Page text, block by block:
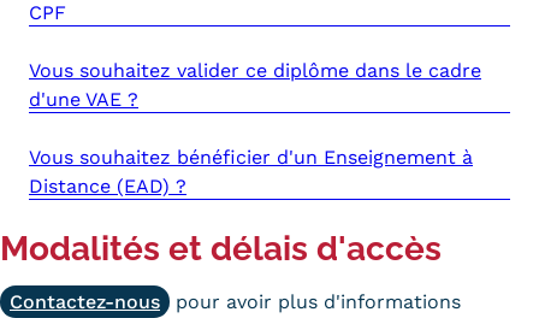
CPF
Vous souhaitez valider ce diplôme dans le cadre
d'une VAE ?
Vous souhaitez bénéficier d'un Enseignement à
Distance (EAD) ?
Modalités et délais d'accès
Contactez-nous
pour avoir plus d'informations